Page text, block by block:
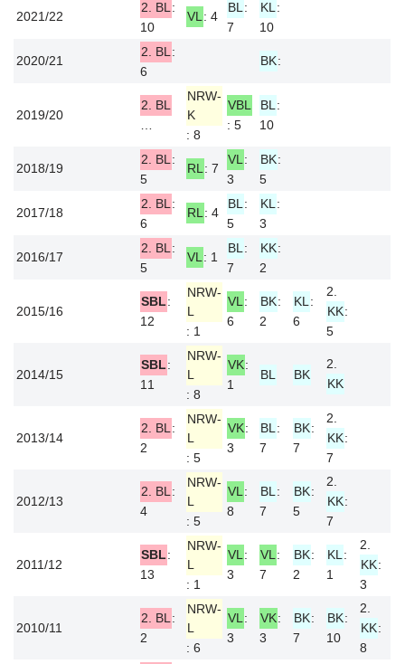
2021/22
2. BL:
10
VL: 4
BL:
7
KL:
10
2020/21
2. BL:
6
BK:
2019/20
2. BL
…
NRW-
K
: 8
VBL
: 5
BL:
10
2018/19
2. BL:
5
RL: 7
VL:
3
BK:
5
2017/18
2. BL:
6
RL: 4
BL:
5
KL:
3
2016/17
2. BL:
5
VL: 1
BL:
7
KK:
2
2015/16
SBL:
12
NRW-
L
: 1
VL:
6
BK:
2
KL:
6
2.
KK:
5
2014/15
SBL:
11
NRW-
L
: 8
VK:
1
BL BK
2.
KK
2013/14
2. BL:
2
NRW-
L
: 5
VK:
3
BL:
7
BK:
7
2.
KK:
7
2012/13
2. BL:
4
NRW-
L
: 5
VL:
8
BL:
7
BK:
5
2.
KK:
7
2011/12
SBL:
13
NRW-
L
: 1
VL:
3
VL:
7
BK:
2
KL:
1
2.
KK:
3
2010/11
2. BL:
2
NRW-
L
: 6
VL:
3
VK:
3
BK:
7
BK:
10
2.
KK:
8